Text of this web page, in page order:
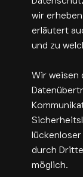
wir
erläutert
und zu
Wir weisen
durch
möglich.